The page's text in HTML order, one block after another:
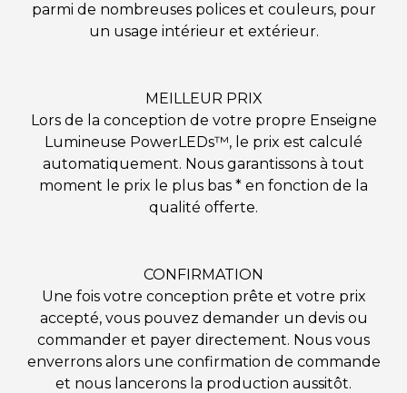
parmi de nombreuses polices et couleurs, pour
un usage intérieur et extérieur.
MEILLEUR PRIX
Lors de la conception de votre propre Enseigne
Lumineuse PowerLEDs™, le prix est calculé
automatiquement. Nous garantissons à tout
moment le prix le plus bas * en fonction de la
qualité offerte.
CONFIRMATION
Une fois votre conception prête et votre prix
accepté, vous pouvez demander un devis ou
commander et payer directement. Nous vous
enverrons alors une confirmation de commande
et nous lancerons la production aussitôt.